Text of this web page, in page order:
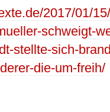
2017/01/
schweigt-
stellte-sich-
die-um-freih/